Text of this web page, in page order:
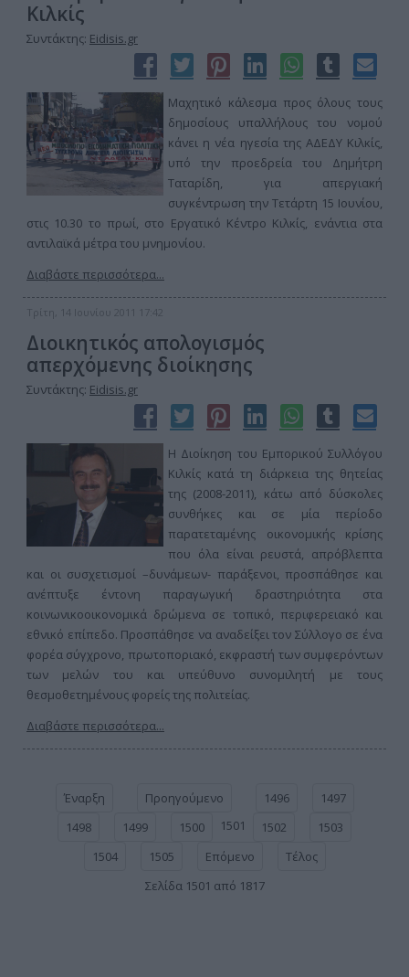
Κιλκίς
Συντάκτης: Eidisis.gr
Μαχητικό κάλεσμα προς όλους τους
δημοσίους υπαλλήλους του νομού
κάνει η νέα ηγεσία της ΑΔΕΔΥ Κιλκίς,
υπό την προεδρεία του Δημήτρη
Ταταρίδη, για απεργιακή
συγκέντρωση την Τετάρτη 15 Ιουνίου,
στις 10.30 το πρωί, στο Εργατικό Κέντρο Κιλκίς, ενάντια στα
αντιλαϊκά μέτρα του μνημονίου.
Διαβάστε περισσότερα...
Τρίτη, 14 Ιουνίου 2011 17:42
Διοικητικός απολογισμός
απερχόμενης διοίκησης
Συντάκτης: Eidisis.gr
Η Διοίκηση του Εμπορικού Συλλόγου
Κιλκίς κατά τη διάρκεια της θητείας
της (2008-2011), κάτω από δύσκολες
συνθήκες και σε μία περίοδο
παρατεταμένης οικονομικής κρίσης
που όλα είναι ρευστά, απρόβλεπτα
και οι συσχετισμοί –δυνάμεων- παράξενοι, προσπάθησε και
ανέπτυξε έντονη παραγωγική δραστηριότητα στα
κοινωνικοοικονομικά δρώμενα σε τοπικό, περιφερειακό και
εθνικό επίπεδο. Προσπάθησε να αναδείξει τον Σύλλογο σε ένα
φορέα σύγχρονο, πρωτοποριακό, εκφραστή των συμφερόντων
των μελών του και υπεύθυνο συνομιλητή με τους
θεσμοθετημένους φορείς της πολιτείας.
Διαβάστε περισσότερα...
Έναρξη Προηγούμενο 1496
1497
1498
1499 1500 1501 1502
1503
1504
1505 Επόμενο
Τέλος
Σελίδα 1501 από 1817